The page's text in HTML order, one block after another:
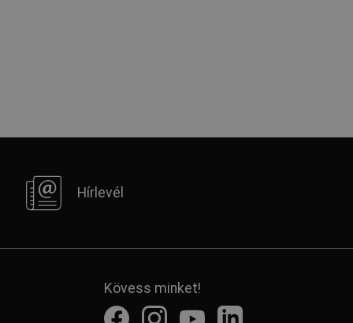
Hírlevél
Kövess minket!